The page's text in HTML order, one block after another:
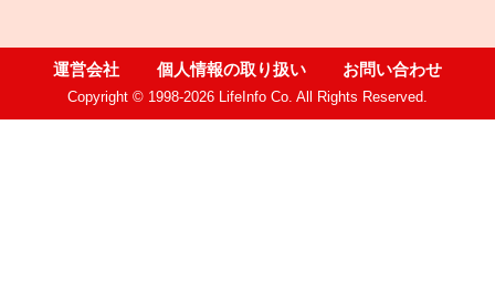
運営会社 個人情報の取り扱い お問い合わせ
Copyright © 1998-2026 LifeInfo Co. All Rights Reserved.